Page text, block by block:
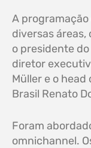
A
diversas áreas,
o presidente
diretor
Müller e o head
Brasil Renato
Foram
omnichannel.